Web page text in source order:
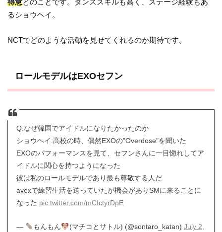
得意とのことです。ダンススキルも高く、ステージ経験もあ
るショウヘイ。
NCTでどのような活動を見せてくれるのか期待です。
ロールモデルはEXOセフン
Q.なぜ韓国でアイドルになりたかったのか
ショウヘイ:高校の時、偶然EXOの"Overdose"を聞いた
EXOのパフォーマンスを見て、セフンさんに一目惚れしてア
イドルに関心を持つようになった
彼は私のロールモデルであり最も尊敬する人だ
avexで練習生活を送っていたが機会がありSMに来ることに
なった pic.twitter.com/mCIctyrDpE
— もんもん (マチコとサトル) (@sontaro_katan) July 2,